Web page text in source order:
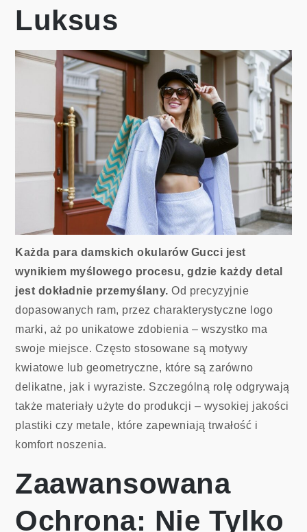
Luksus
Każda para damskich okularów Gucci jest
wynikiem myślowego procesu, gdzie każdy detal
jest dokładnie przemyślany. Od precyzyjnie
dopasowanych ram, przez charakterystyczne logo
marki, aż po unikatowe zdobienia – wszystko ma
swoje miejsce. Często stosowane są motywy
kwiatowe lub geometryczne, które są zarówno
delikatne, jak i wyraziste. Szczególną rolę odgrywają
także materiały użyte do produkcji – wysokiej jakości
plastiki czy metale, które zapewniają trwałość i
komfort noszenia.
Zaawansowana
Ochrona: Nie Tylko